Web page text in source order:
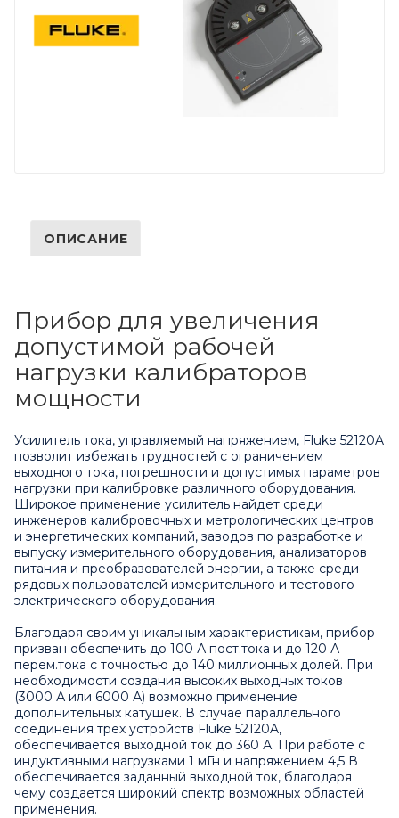
ОПИСАНИЕ
Прибор для увеличения
допустимой рабочей
нагрузки калибраторов
мощности
Усилитель тока, управляемый напряжением, Fluke 52120A
позволит избежать трудностей с ограничением
выходного тока, погрешности и допустимых параметров
нагрузки при калибровке различного оборудования.
Широкое применение усилитель найдет среди
инженеров калибровочных и метрологических центров
и энергетических компаний, заводов по разработке и
выпуску измерительного оборудования, анализаторов
питания и преобразователей энергии, а также среди
рядовых пользователей измерительного и тестового
электрического оборудования.
Благодаря своим уникальным характеристикам, прибор
призван обеспечить до 100 А пост.тока и до 120 А
перем.тока с точностью до 140 миллионных долей. При
необходимости создания высоких выходных токов
(3000 А или 6000 А) возможно применение
дополнительных катушек. В случае параллельного
соединения трех устройств Fluke 52120A,
обеспечивается выходной ток до 360 А. При работе с
индуктивными нагрузками 1 мГн и напряжением 4,5 В
обеспечивается заданный выходной ток, благодаря
чему создается широкий спектр возможных областей
применения.